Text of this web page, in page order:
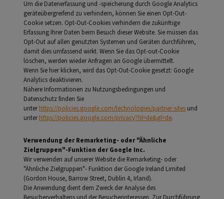
Um die Datenerfassung und -speicherung durch Google Analytics
geräteübergreifend zu verhindern, können Sie einen Opt-Out-
Cookie setzen. Opt-Out-Cookies verhindern die zukünftige
Erfassung Ihrer Daten beim Besuch dieser Website. Sie müssen das
Opt-Out auf allen genutzten Systemen und Geräten durchführen,
damit dies umfassend wirkt. Wenn Sie das Opt-out-Cookie
löschen, werden wieder Anfragen an Google übermittelt.
Wenn Sie hier klicken, wird das Opt-Out-Cookie gesetzt: Google
Analytics deaktivieren.
Nähere Informationen zu Nutzungsbedingungen und
Datenschutz finden Sie
unterhttps://policies.google.com/technologies/partner-sites und
unterhttps://policies.google.com/privacy?hl=de&gl=de.
Verwendung der Remarketing- oder "Ähnliche
Zielgruppen"-Funktion der Google Inc.
Wir verwenden auf unserer Website die Remarketing- oder
"Ähnliche Zielgruppen"- Funktion der Google Ireland Limited
(Gordon House, Barrow Street, Dublin 4, Irland).
Die Anwendung dient dem Zweck der Analyse des